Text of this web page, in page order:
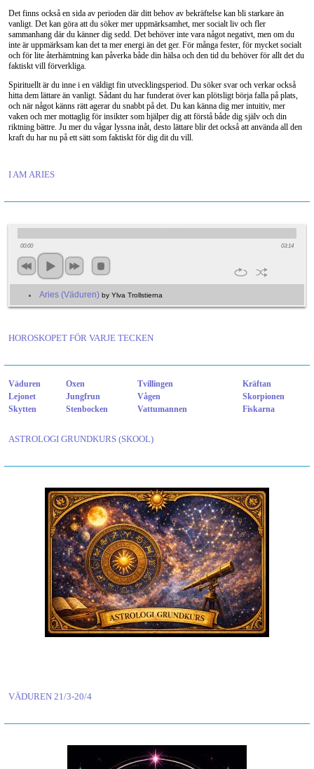
Det finns också en sida av perioden där ditt behov av bekräftelse kan bli starkare än
vanligt. Det kan göra att du söker mer uppmärksamhet, mer socialt liv och fler
sammanhang där du känner dig sedd. Det behöver inte vara något negativt, men om du
inte är uppmärksam kan det ta mer energi än det ger. För många fester, för mycket socialt
och för lite återhämtning kan påverka både din hälsa och den tid du behöver för allt det du
faktiskt vill förverkliga.
Spirituellt är du inne i en väldigt fin utvecklingsperiod. Du söker svar och verkar också
hitta dem lättare än vanligt. Sådant du har funderat över kan plötsligt börja falla på plats,
och när något känns rätt agerar du snabbt på det. Du kan känna dig mer intuitiv, mer
vaken och mer mottaglig för insikter som hjälper dig att förstå både dig själv och din
riktning bättre. Ju mer du vågar lyssna inåt, desto lättare blir det också att använda all den
kraft du har nu på ett sätt som faktiskt för dig dit du vill.
I AM ARIES
00:00 03:14
Aries (Väduren) by Ylva Trollstierna
HOROSKOPET FÖR VARJE TECKEN
Väduren Oxen Tvillingen
Kräftan
Lejonet
Jungfrun Vågen
Skorpionen
Skytten
Stenbocken Vattumannen Fiskarna
ASTROLOGI GRUNDKURS (SKOOL)
VÄDUREN 21/3-20/4